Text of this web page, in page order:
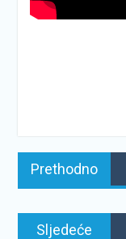
Navigacija
objava
Prethodno
Sljedeće